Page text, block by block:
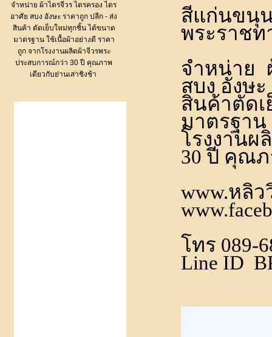
จำหน่าย ผ้าไตรจีวร ไตรครอง ไตร
อาศัย สบง อังษะ ราคาถูก ปลีก - ส่ง
สินค้า ตัดเย็บใหม่ทุกชิ้น ได้ขนาด
มาตรฐาน ใช้เนื้อผ้าอย่างดี ราคา
ถูก จากโรงงานผลิตผ้าจีวรพระ
ประสบการณ์กว่า 30 ปี คุณภาพ
เดียวกับย่านเสาชิงช้า
สีแก่น
พระราชท
จำหน่าย
สบง อังษ
สินค้าตั
มาตรฐา
โรงงานผ
30 ปี คุณ
www.หลิว
โทร 089-
Line ID